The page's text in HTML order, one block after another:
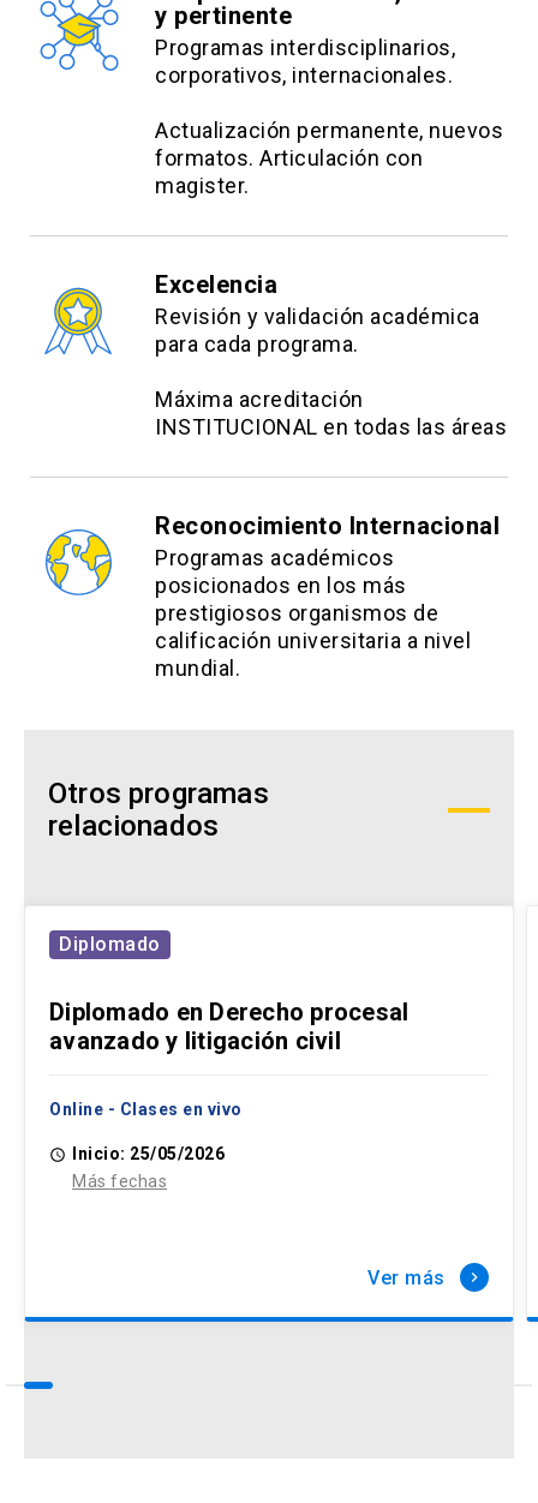
y pertinente
Programas interdisciplinarios,
corporativos, internacionales.
Actualización permanente, nuevos
formatos. Articulación con
magister.
Excelencia
Revisión y validación académica
para cada programa.
Máxima acreditación
INSTITUCIONAL en todas las áreas
Reconocimiento Internacional
Programas académicos
posicionados en los más
prestigiosos organismos de
calificación universitaria a nivel
mundial.
Otros programas
relacionados
Diplomado
Diplomado en Derecho procesal
avanzado y litigación civil
Online - Clases en vivo
access_time
Inicio: 25/05/2026
Más fechas
Ver más keyboard_arrow_right